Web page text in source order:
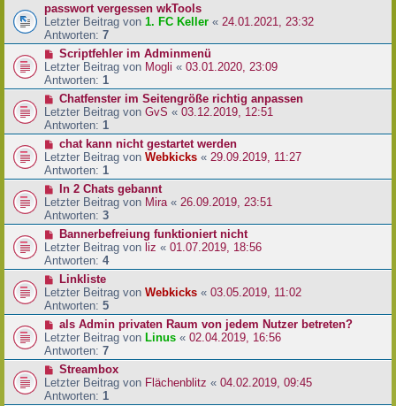
passwort vergessen wkTools
Letzter Beitrag von 1. FC Keller « 24.01.2021, 23:32
Antworten: 7
Scriptfehler im Adminmenü
Letzter Beitrag von Mogli « 03.01.2020, 23:09
Antworten: 1
Chatfenster im Seitengröße richtig anpassen
Letzter Beitrag von GvS « 03.12.2019, 12:51
Antworten: 1
chat kann nicht gestartet werden
Letzter Beitrag von Webkicks « 29.09.2019, 11:27
Antworten: 1
In 2 Chats gebannt
Letzter Beitrag von Mira « 26.09.2019, 23:51
Antworten: 3
Bannerbefreiung funktioniert nicht
Letzter Beitrag von liz « 01.07.2019, 18:56
Antworten: 4
Linkliste
Letzter Beitrag von Webkicks « 03.05.2019, 11:02
Antworten: 5
als Admin privaten Raum von jedem Nutzer betreten?
Letzter Beitrag von Linus « 02.04.2019, 16:56
Antworten: 7
Streambox
Letzter Beitrag von Flächenblitz « 04.02.2019, 09:45
Antworten: 1